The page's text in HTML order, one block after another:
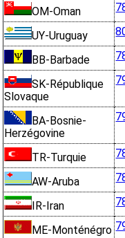
OM-Oman
UY-Uruguay
BB-Barbade
SK-République
Slovaque
BA-Bosnie-
Herzégovine
TR-Turquie
AW-Aruba
IR-Iran
ME-Monténégro